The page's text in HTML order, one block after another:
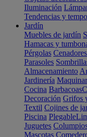
Iluminación
Tendencias y
Jardín
Muebles de jardín
Hamacas y
Pérgolas Cenadores
Parasoles
Almacenamiento
Jardinería
Cocina Barbacoas
Decoración Grifos
Textil Cojines de
Piscina Plegable
Juguetes
Mascotas